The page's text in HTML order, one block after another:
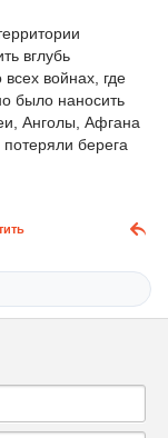
вглубь
войнах, где
было наносить
Анголы, Афгана
берега